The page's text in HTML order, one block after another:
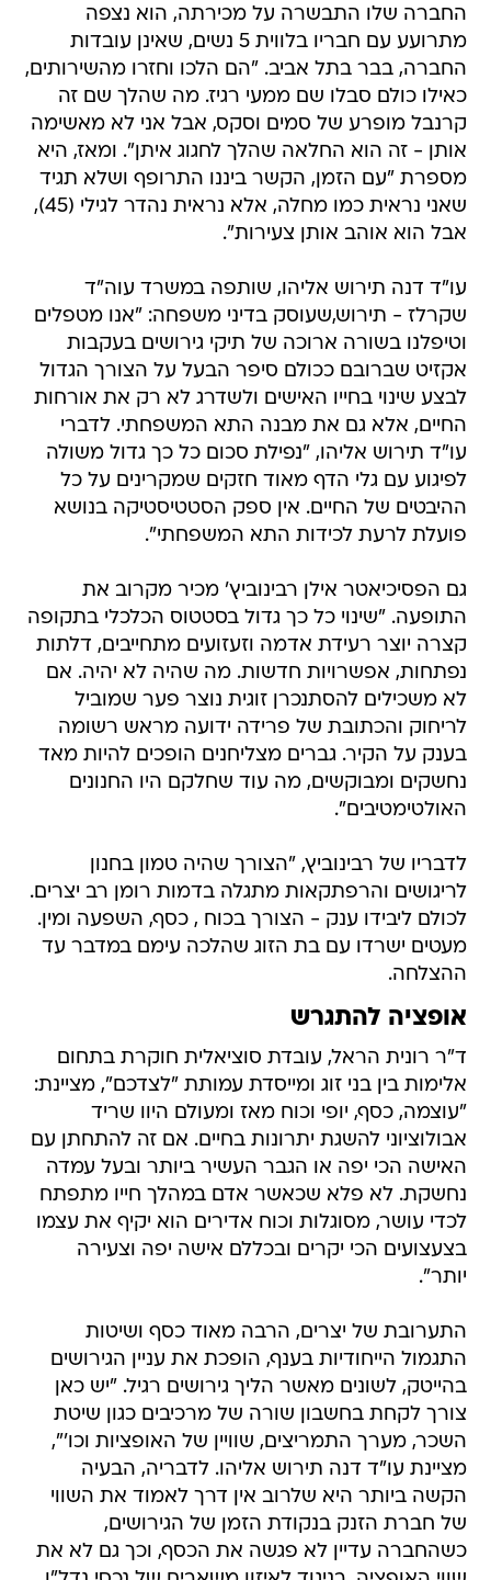
החברה שלו התבשרה על מכירתה, הוא נצפה
מתרועע עם חבריו בלווית 5 נשים, שאינן עובדות
החברה, בבר בתל אביב. "הם הלכו וחזרו מהשירותים,
כאילו כולם סבלו שם ממעי רגיז. מה שהלך שם זה
קרנבל מופרע של סמים וסקס, אבל אני לא מאשימה
אותן - זה הוא החלאה שהלך לחגוג איתן". ומאז, היא
מספרת "עם הזמן, הקשר ביננו התרופף ושלא תגיד
שאני נראית כמו מחלה, אלא נראית נהדר לגילי (45),
אבל הוא אוהב אותן צעירות".
עו"ד דנה תירוש אליהו, שותפה במשרד עוה"ד
שקרלז - תירוש,שעוסק בדיני משפחה: "אנו מטפלים
וטיפלנו בשורה ארוכה של תיקי גירושים בעקבות
אקזיט שברובם ככולם סיפר הבעל על הצורך הגדול
לבצע שינוי בחייו האישים ולשדרג לא רק את אורחות
החיים, אלא גם את מבנה התא המשפחתי. לדברי
עו"ד תירוש אליהו, "נפילת סכום כל כך גדול משולה
לפיגוע עם גלי הדף מאוד חזקים שמקרינים על כל
ההיבטים של החיים. אין ספק הסטטיסטיקה בנושא
פועלת לרעת לכידות התא המשפחתי".
גם הפסיכיאטר אילן רבינוביץ' מכיר מקרוב את
התופעה. "שינוי כל כך גדול בסטטוס הכלכלי בתקופה
קצרה יוצר רעידת אדמה וזעזועים מתחייבים, דלתות
נפתחות, אפשרויות חדשות. מה שהיה לא יהיה. אם
לא משכילים להסתנכרן זוגית נוצר פער שמוביל
לריחוק והכתובת של פרידה ידועה מראש רשומה
בענק על הקיר. גברים מצליחנים הופכים להיות מאד
נחשקים ומבוקשים, מה עוד שחלקם היו החנונים
האולטימטיבים".
לדבריו של רבינוביץ, "הצורך שהיה טמון בחנון
לריגושים והרפתקאות מתגלה בדמות רומן רב יצרים.
לכולם ליבידו ענק - הצורך בכוח , כסף, השפעה ומין.
מעטים ישרדו עם בת הזוג שהלכה עימם במדבר עד
ההצלחה.
אופציה להתגרש
ד"ר רונית הראל, עובדת סוציאלית חוקרת בתחום
אלימות בין בני זוג ומייסדת עמותת "לצדכם", מציינת:
"עוצמה, כסף, יופי וכוח מאז ומעולם היוו שריד
אבולוציוני להשגת יתרונות בחיים. אם זה להתחתן עם
האישה הכי יפה או הגבר העשיר ביותר ובעל עמדה
נחשקת. לא פלא שכאשר אדם במהלך חייו מתפתח
לכדי עושר, מסוגלות וכוח אדירים הוא יקיף את עצמו
בצעצועים הכי יקרים ובכללם אישה יפה וצעירה
יותר".
התערובת של יצרים, הרבה מאוד כסף ושיטות
התגמול הייחודיות בענף, הופכת את עניין הגירושים
בהייטק, לשונים מאשר הליך גירושים רגיל. "יש כאן
צורך לקחת בחשבון שורה של מרכיבים כגון שיטת
השכר, מערך התמריצים, שוויין של האופציות וכו'",
מציינת עו"ד דנה תירוש אליהו. לדבריה, הבעיה
הקשה ביותר היא שלרוב אין דרך לאמוד את השווי
של חברת הזנק בנקודת הזמן של הגירושים,
כשהחברה עדיין לא פגשה את הכסף, וכך גם לא את